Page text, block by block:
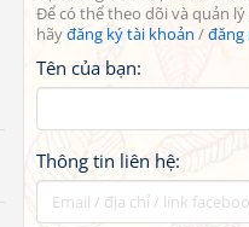
Để có thể theo dõi và quản
hãyđăng ký tài khoản /đăng
Tên của bạn:
Thông tin liên hệ: